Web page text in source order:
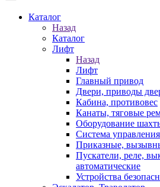
Каталог
Назад
Каталог
Лифт
Назад
Лифт
Главный привод
Двери, приводы
Кабина, противовес
Канаты, тяговые
Оборудование
Система управления
Приказные,
Пускатели, реле,
автоматические
Устройства